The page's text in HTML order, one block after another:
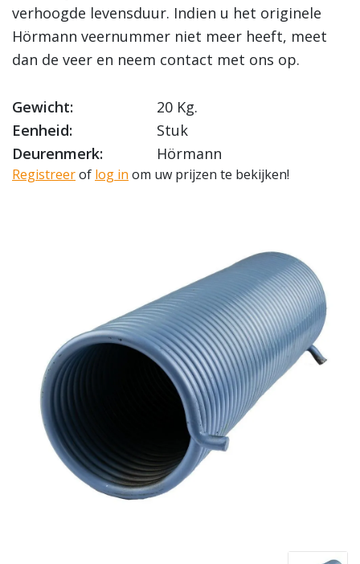
verhoogde levensduur. Indien u het originele
Hörmann veernummer niet meer heeft, meet
dan de veer en neem contact met ons op.
Gewicht:
20 Kg.
Eenheid:
Stuk
Deurenmerk:
Hörmann
Registreerof log in om uw prijzen te bekijken!